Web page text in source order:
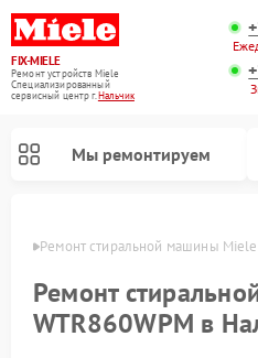
FIX-MIELE
Ремонт устройств Miele
Специализированный
cервисный центр г.Нальчик
Мы ремонтируем
Ремонт стиральной машины
Ремонт
WTR860WPM в